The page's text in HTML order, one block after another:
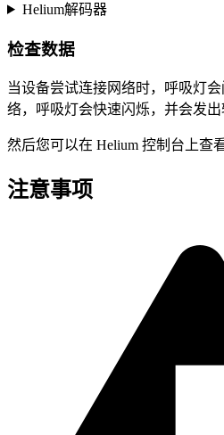
Helium解码器
检查数据
当设备尝试连接网络时，呼吸灯
络，呼吸灯会快速闪烁，并会发出
然后您可以在 Helium 控制台上查
注意事项